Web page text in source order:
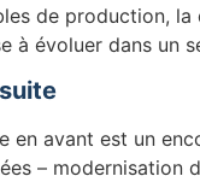
de production,
à évoluer dans un
en avant est un
– modernisation